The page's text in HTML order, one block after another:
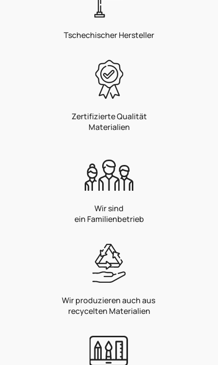
Tschechischer Hersteller
Zertifizierte Qualität
Materialien
Wir sind
ein Familienbetrieb
Wir produzieren auch aus
recycelten Materialien